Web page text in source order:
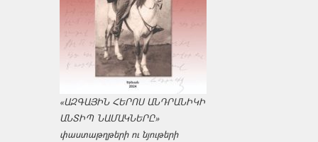
«ԱԶԳԱՅԻՆ ՀԵՐՈՍ ԱՆԴՐԱՆԻԿԻ
ԱՆՏԻՊ ՆԱՄԱԿՆԵՐԸ»
փաստաթղթերի ու նյութերի